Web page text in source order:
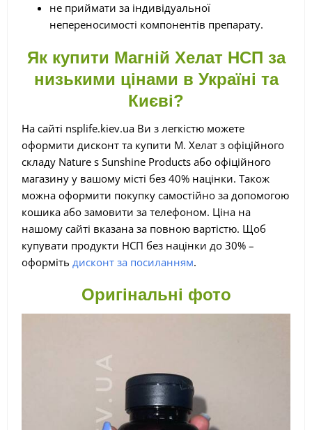
не приймати за індивідуальної
непереносимості компонентів препарату.
Як купити Магній Хелат НСП за
низькими цінами в Україні та
Києві?
На сайті nsplife.kiev.ua Ви з легкістю можете
оформити дисконт та купити М. Хелат з офіційного
складу Nature s Sunshine Products або офіційного
магазину у вашому місті без 40% націнки. Також
можна оформити покупку самостійно за допомогою
кошика або замовити за телефоном. Ціна на
нашому сайті вказана за повною вартістю. Щоб
купувати продукти НСП без націнки до 30% –
оформіть дисконт за посиланням.
Оригінальні фото